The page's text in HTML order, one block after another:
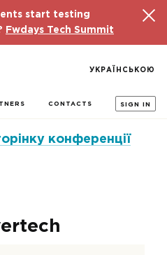
start testing
Fwdays Tech Summit
CONTACTS SIGN IN
УКРАЇНСЬКОЮ
конференції